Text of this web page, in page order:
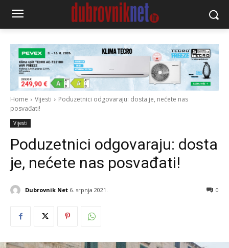
Home Vijesti
Poduzetnici odgovaraju: dosta je, nećete nas
posvađati!
Vijesti
Poduzetnici odgovaraju: dosta
je, nećete nas posvađati!
Dubrovnik Net 6. srpnja 2021. 0